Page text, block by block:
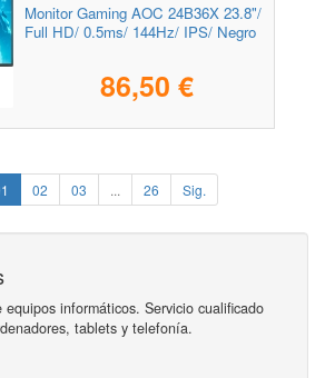
Monitor Gaming AOC 24B36X 23.8"/
Full HD/ 0.5ms/ 144Hz/ IPS/ Negro
86,50 €
02 03 ... 26 Sig.
equipos informáticos. Servicio cualificado
tablets y telefonía.